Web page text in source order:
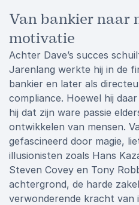
Van bankier naar
motivatie
Achter Dave’s succes
Jarenlang werkte hij in de
bankier en later als
compliance. Hoewel hij
hij dat zijn ware passie
ontwikkelen van mensen.
gefascineerd door magie,
illusionisten zoals Hans
Steven Covey en Tony
achtergrond, de harde
verwonderende kracht van